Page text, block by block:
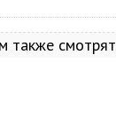
также смотрят